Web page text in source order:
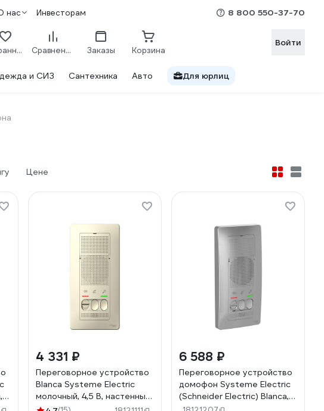
нас Инвесторам 8 800 550-37-70
Избранное Сравнение Заказы Корзина
Войти
и СИЗ Сантехника Авто Для юрлиц
Цене
4 331 ₽
Переговорное устройство
Blanca Systeme Electric
молочный, 4,5 В, настенный
монтаж, BLNDA000012
6 588 ₽
Переговорное устройство
домофон Systeme Electric
(Schneider Electric) Blanca,
Алюминий, 4,5 В